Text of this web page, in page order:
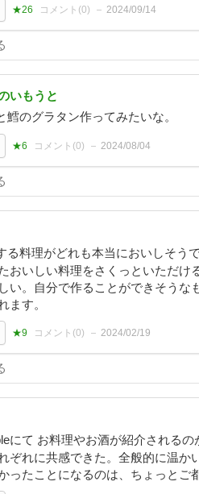
★26 コメント(0) 2024/09/14
いもうと
鱈のグラタン作ってみたいな。
★6 コメント(0) 2024/08/04
る料理がどれも本当においしそう
おいしい料理をさくっといただ
い。自分で作ることができそう
ます。
★9 コメント(0) 2024/02/19
にて お料理やお酒が紹介される
ぞれに共感できた。全般的に温か
ったことになるのは、ちょっとご